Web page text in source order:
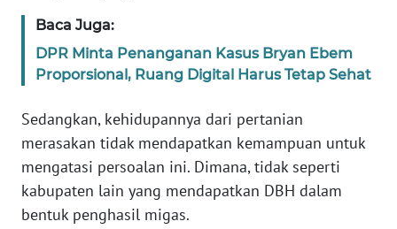
Baca Juga:
DPR Minta Penanganan Kasus Bryan Ebem
Proporsional, Ruang Digital Harus Tetap Sehat
Sedangkan, kehidupannya dari pertanian
merasakan tidak mendapatkan kemampuan untuk
mengatasi persoalan ini. Dimana, tidak seperti
kabupaten lain yang mendapatkan DBH dalam
bentuk penghasil migas.
JABAR
BANTEN
WN
NTT